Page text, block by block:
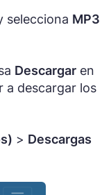
selecciona MP3
Descargar en
a descargar los
> Descargas